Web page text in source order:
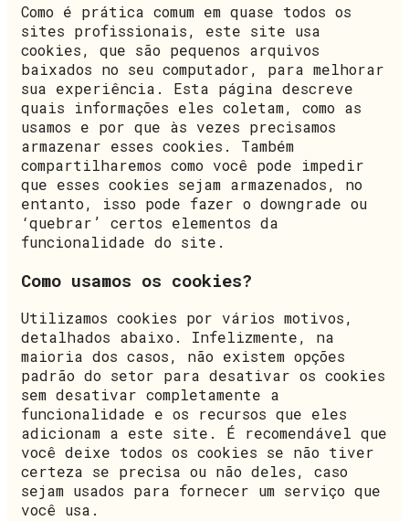
Como é prática comum em quase todos os
sites profissionais, este site usa
cookies, que são pequenos arquivos
baixados no seu computador, para melhorar
sua experiência. Esta página descreve
quais informações eles coletam, como as
usamos e por que às vezes precisamos
armazenar esses cookies. Também
compartilharemos como você pode impedir
que esses cookies sejam armazenados, no
entanto, isso pode fazer o downgrade ou
‘quebrar’ certos elementos da
funcionalidade do site.
Como usamos os cookies?
Utilizamos cookies por vários motivos,
detalhados abaixo. Infelizmente, na
maioria dos casos, não existem opções
padrão do setor para desativar os cookies
sem desativar completamente a
funcionalidade e os recursos que eles
adicionam a este site. É recomendável que
você deixe todos os cookies se não tiver
certeza se precisa ou não deles, caso
sejam usados para fornecer um serviço que
você usa.